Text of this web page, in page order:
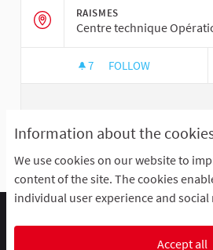
Information about the
We use cookies on our website to
content of the site. The cookies
individual user experience and social
Accept all
RAISMES
Centre technique
7 7 FOLLOWERS
FOLLOW
Default title for terms-and-conditions